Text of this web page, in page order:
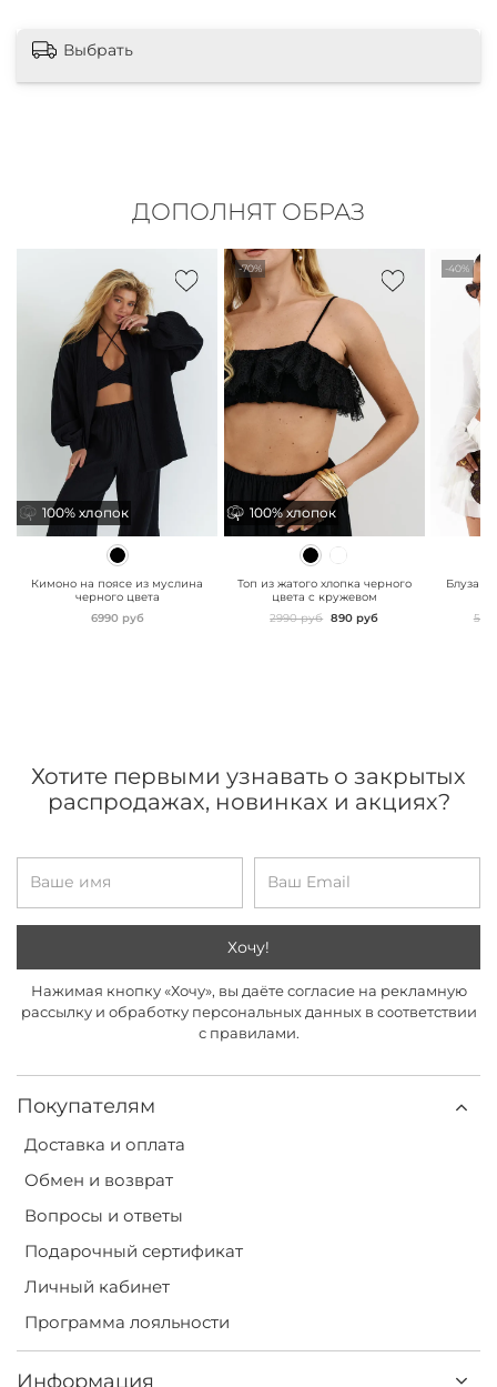
Выбрать
ДОПОЛНЯТ ОБРАЗ
100% хлопок
" class="js-prevent-
100% хлопок
Кимоно на поясе из муслина
черного цвета
6990 руб
-70%
100% хлопок
" class="js-prevent-
100% хлопок
Топ из жатого хлопка черного
цвета с кружевом
2990 руб 890 руб
-40%
Блуза с
Покупателям
Доставка и оплата
Обмен и возврат
Вопросы и ответы
Подарочный сертификат
Личный кабинет
Программа лояльности
Информация
Хотите первыми узнавать о закрытых
распродажах, новинках и акциях?
Хочу!
Нажимая кнопку «Хочу», вы даёте согласие на рекламную
рассылку и обработку персональных данных в соответствии
с правилами.